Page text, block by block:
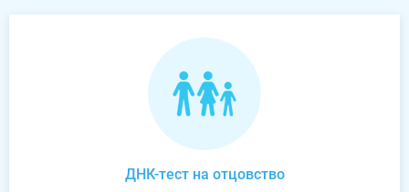
ДНК-тест на отцовство